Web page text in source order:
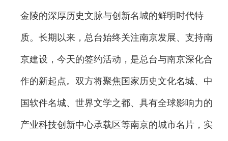
金陵的深厚历史文脉与创新名城的鲜明时代特
质。长期以来，总台始终关注南京发展、支持南
京建设，今天的签约活动，是总台与南京深化合
作的新起点。双方将聚焦国家历史文化名城、中
国软件名城、世界文学之都、具有全球影响力的
产业科技创新中心承载区等南京的城市名片，实